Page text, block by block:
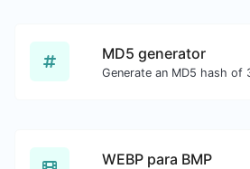
MD5 generator
WEBP para BMP